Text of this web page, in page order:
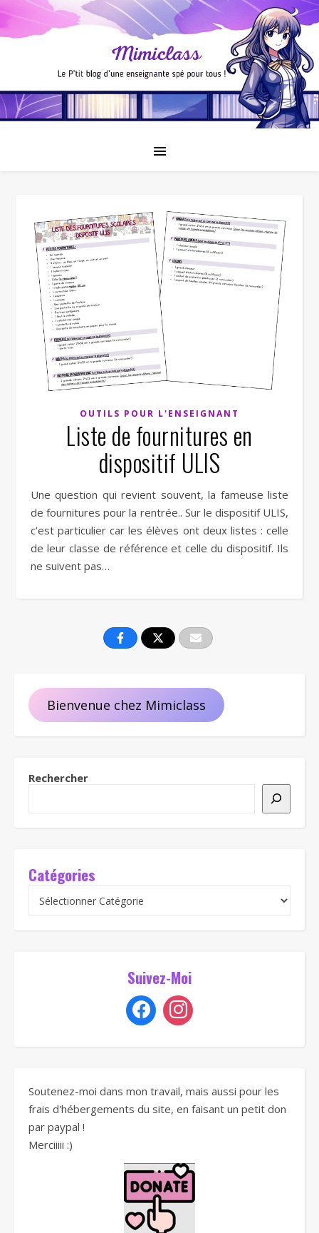
OUTILS POUR L'ENSEIGNANT
Liste de fournitures en
dispositif ULIS
Une question qui revient souvent, la fameuse liste
de fournitures pour la rentrée.. Sur le dispositif ULIS,
c’est particulier car les élèves ont deux listes : celle
de leur classe de référence et celle du dispositif. Ils
ne suivent pas…
Bienvenue chez Mimiclass
Rechercher
Catégories
Suivez-Moi
Soutenez-moi dans mon travail, mais aussi pour les
frais d'hébergements du site, en faisant un petit don
par paypal !
Merciiiii :)